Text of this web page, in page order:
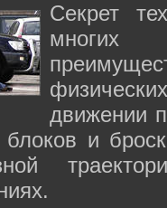
Секрет
многих
движении
блоков и